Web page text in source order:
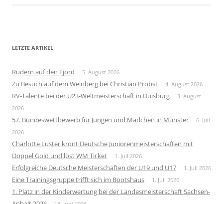
LETZTE ARTIKEL
Rudern auf den Fjord 5. August 2026
Zu Besuch auf dem Weinberg bei Christian Probst 4. August 2026
RV-Talente bei der U23-Weltmeisterschaft in Duisburg
3. August
2026
57. Bundeswettbewerb für Jungen und Mädchen in Münster
6. Juli
2026
Charlotte Luster krönt Deutsche Juniorenmeisterschaften mit
Doppel Gold und löst WM Ticket
1. Juli 2026
Erfolgreiche Deutsche Meisterschaften der U19 und U17 1. Juli 2026
Eine Trainingsgruppe trifft sich im Bootshaus 1. Juli 2026
1. Platz in der Kinderwertung bei der Landesmeisterschaft Sachsen-